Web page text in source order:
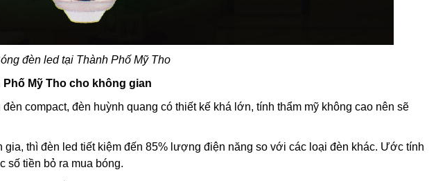
đèn led tại Thành Phố Mỹ Tho
Mỹ Tho cho không gian
compact, đèn huỳnh quang có thiết kế khá lớn, tính thẩm mỹ không cao nên sẽ
gia, thì đèn led tiết kiệm đến 85% lượng điện năng so với các loại đèn khác. Ước tính
số tiền bỏ ra mua bóng.